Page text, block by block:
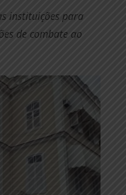
instituições para
de combate ao